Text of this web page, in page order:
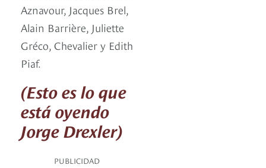
Aznavour, Jacques Brel,
Alain Barrière, Juliette
Gréco, Chevalier y Edith
Piaf.
(Esto es lo que
está oyendo
Jorge Drexler)
PUBLICIDAD